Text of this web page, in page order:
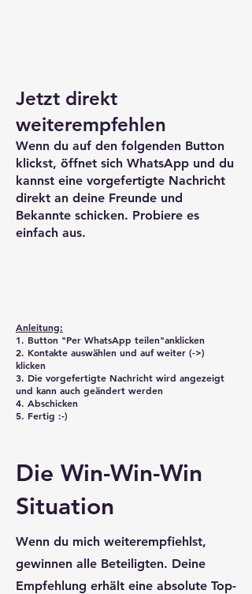
Jetzt direkt
weiterempfehlen
Wenn du auf den folgenden Button
klickst, öffnet sich WhatsApp und du
kannst eine vorgefertigte Nachricht
direkt an deine Freunde und
Bekannte schicken. Probiere es
einfach aus.
Anleitung:
1. Button "Per WhatsApp teilen"anklicken
2. Kontakte auswählen und auf weiter (->)
klicken
3. Die vorgefertigte Nachricht wird angezeigt
und kann auch geändert werden
4. Abschicken
5. Fertig :-)
Die Win-Win-Win
Situation
Wenn du mich weiterempfiehlst,
gewinnen alle Beteiligten. Deine
Empfehlung erhält eine absolute Top-